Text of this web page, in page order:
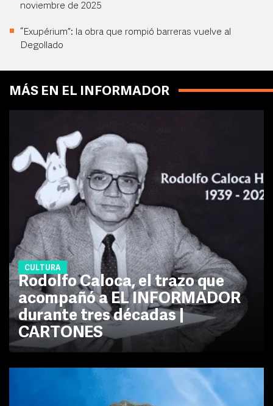
noviembre de 2025
“Exupérium”: la obra que rompió barreras vuelve al
Degollado
MÁS EN EL INFORMADOR
CULTURA
Rodolfo Caloca, el trazo que
acompañó a EL INFORMADOR
durante tres décadas |
CARTONES